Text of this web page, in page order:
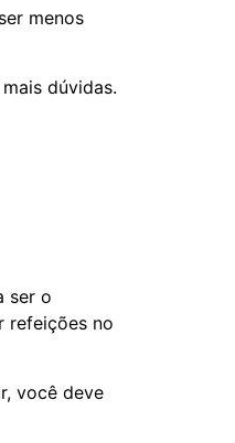
menos
dúvidas.
ser o
refeições no
você deve